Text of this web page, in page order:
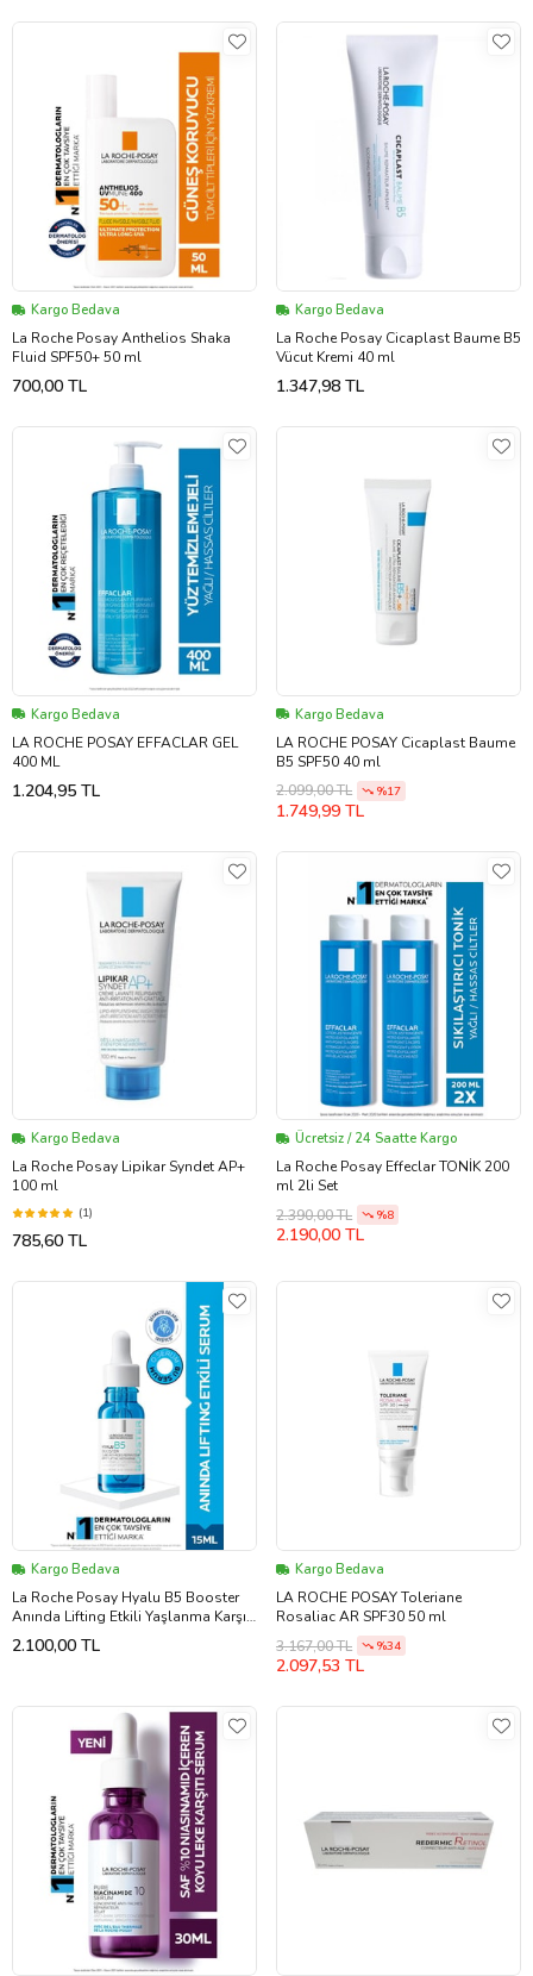
Kargo Bedava
La Roche Posay Anthelios Shaka
Fluid SPF50+ 50 ml
700,00 TL
Kargo Bedava
La Roche Posay Cicaplast Baume B5
Vücut Kremi 40 ml
1.347,98 TL
Kargo Bedava
LA ROCHE POSAY EFFACLAR GEL
400 ML
1.204,95 TL
Kargo Bedava
LA ROCHE POSAY Cicaplast Baume
B5 SPF50 40 ml
2.099,00 TL
%17
1.749,99 TL
Kargo Bedava
La Roche Posay Lipikar Syndet AP+
100 ml
(1)
785,60 TL
Ücretsiz / 24 Saatte Kargo
La Roche Posay Effeclar TONİK 200
ml 2li Set
2.390,00 TL
%8
2.190,00 TL
Kargo Bedava
La Roche Posay Hyalu B5 Booster
Anında Lifting Etkili Yaşlanma Karşıtı
Bakım Serumu 15ml
2.100,00 TL
Kargo Bedava
LA ROCHE POSAY Toleriane
Rosaliac AR SPF30 50 ml
3.167,00 TL
%34
2.097,53 TL